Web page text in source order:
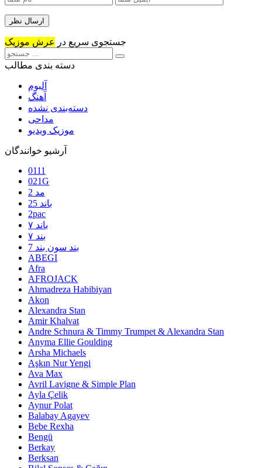
جستجوی سریع در عرش موزیک
دسته بندی مطالب
آلبوم
آهنگ
دسته‌بندی نشده
مداحی
موزیک ویدیو
آرشیو خوانندگان
0111
021G
2 مد
25 باند
2pac
۷ باند
۷ بند
7 بند سون بند
ABEGI
Afra
AFROJACK
Ahmadreza Habibiyan
Akon
Alexandra Stan
Amir Khalvat
Andre Schnura & Timmy Trumpet & Alexandra Stan
Anyma Ellie Goulding
Arsha Michaels
Aşkın Nur Yengi
Ava Max
Avril Lavigne & Simple Plan
Ayla Çelik
Aynur Polat
Balabay Agayev
Bebe Rexha
Bengü
Berkay
Berksan